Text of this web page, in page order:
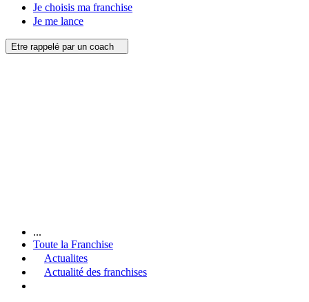
Je choisis ma franchise
Je me lance
Etre rappelé par un coach
...
Toute la Franchise
Actualites
Actualité des franchises